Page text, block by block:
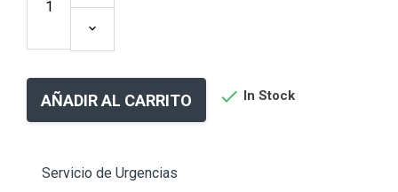
AÑADIR AL CARRITO  In Stock
Servicio de Urgencias